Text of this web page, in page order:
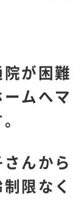
が困
ームへ
さんか
限な